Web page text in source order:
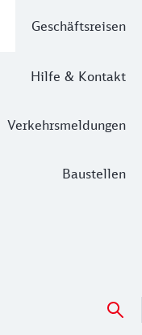
Geschäftsreisen
Hilfe & Kontakt
Verkehrsmeldungen
Baustellen